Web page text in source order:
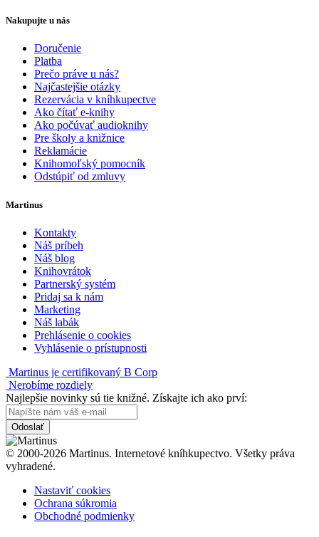
Nakupujte u nás
Doručenie
Platba
Prečo práve u nás?
Najčastejšie otázky
Rezervácia v kníhkupectve
Ako čítať e-knihy
Ako počúvať audioknihy
Pre školy a knižnice
Reklamácie
Knihomoľský pomocník
Odstúpiť od zmluvy
Martinus
Kontakty
Náš príbeh
Náš blog
Knihovrátok
Partnerský systém
Pridaj sa k nám
Marketing
Náš labák
Prehlásenie o cookies
Vyhlásenie o prístupnosti
Martinus je certifikovaný B Corp
Nerobíme rozdiely
Najlepšie novinky sú tie knižné. Získajte ich ako prví:
Odoslať
© 2000-2026 Martinus. Internetové kníhkupectvo. Všetky práva
vyhradené.
Nastaviť cookies
Ochrana súkromia
Obchodné podmienky